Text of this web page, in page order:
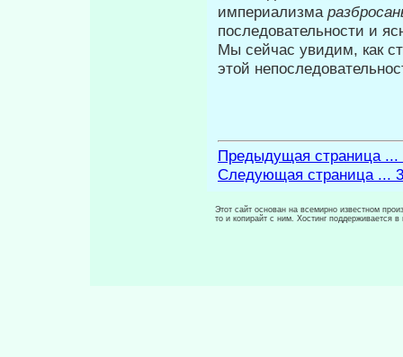
империализма
последовательности и
Мы сейчас увидим, как
этой
Предыдущая страница ...
Следующая страница ...
Этот сайт основан на всемирно известном
то и копирайт с ним. Хостинг поддерживается